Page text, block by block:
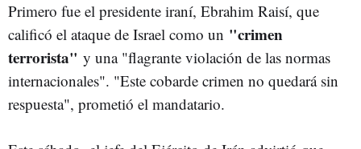
Primero fue el presidente iraní, Ebrahim Raisí, que
calificó el ataque de Israel como un "crimen
terrorista" y una "flagrante violación de las normas
internacionales". "Este cobarde crimen no quedará sin
respuesta", prometió el mandatario.